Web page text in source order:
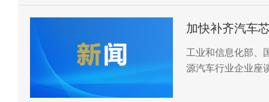
加快补齐汽车
工业和信息化部、
源汽车行业企业座